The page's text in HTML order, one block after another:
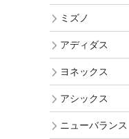
ミズノ
アディダス
ヨネックス
アシックス
ニューバランス